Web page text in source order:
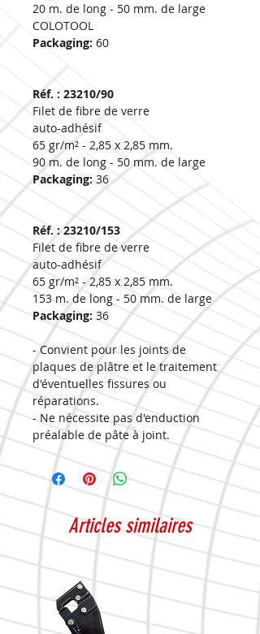
20 m. de long - 50 mm. de large
COLOTOOL
Packaging: 60
Réf. : 23210/90
Filet de fibre de verre
auto-adhésif
65 gr/m² - 2,85 x 2,85 mm.
90 m. de long - 50 mm. de large
Packaging: 36
Réf. : 23210/153
Filet de fibre de verre
auto-adhésif
65 gr/m² - 2,85 x 2,85 mm.
153 m. de long - 50 mm. de large
Packaging: 36
- Convient pour les joints de
plaques de plâtre et le traitement
d'éventuelles fissures ou
réparations.
- Ne nécessite pas d'enduction
préalable de pâte à joint.
- Ne crée pas de bulles.
- Boîte indivisible de 6 unités.
Articles similaires